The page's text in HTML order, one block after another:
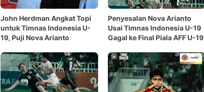
John Herdman Angkat Topi
untuk Timnas Indonesia U-
19, Puji Nova Arianto
Penyesalan Nova Arianto
Usai Timnas Indonesia U-19
Gagal ke Final Piala AFF U-19